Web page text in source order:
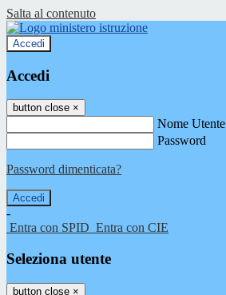
Salta al contenuto
Accedi
Accedi
button close ×
Nome Utente
Password
Password dimenticata?
-
Entra con SPID Entra con CIE
Seleziona utente
button close ×